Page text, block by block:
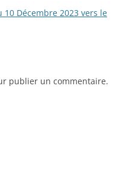
Décembre 2023 vers le
publier un commentaire.